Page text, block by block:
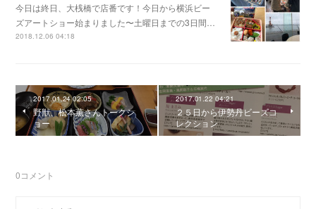
今日は終日、大桟橋で店番です！今日から横浜ビー
ズアートショー始まりました〜土曜日までの3日間…
2018.12.06 04:18
2017.01.24 02:05
野獣、松本薫さんトークシ
ョー
2017.01.22 04:21
２５日から伊勢丹ビーズコ
レクション
0コメント